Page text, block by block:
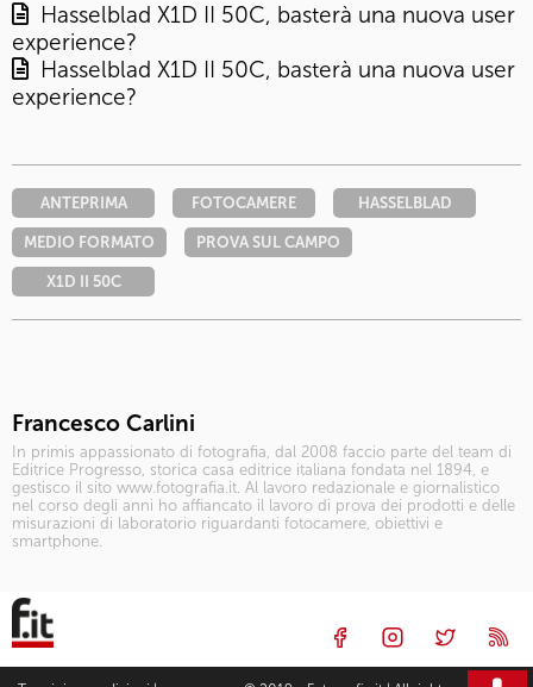
Hasselblad X1D II 50C, basterà una nuova user
experience?
Hasselblad X1D II 50C, basterà una nuova user
experience?
ANTEPRIMA FOTOCAMERE HASSELBLAD
MEDIO FORMATO PROVA SUL CAMPO
X1D II 50C
Francesco Carlini
In primis appassionato di fotografia, dal 2008 faccio parte del team di
Editrice Progresso, storica casa editrice italiana fondata nel 1894, e
gestisco il sito www.fotografia.it. Al lavoro redazionale e giornalistico
nel corso degli anni ho affiancato il lavoro di prova dei prodotti e delle
misurazioni di laboratorio riguardanti fotocamere, obiettivi e
smartphone.